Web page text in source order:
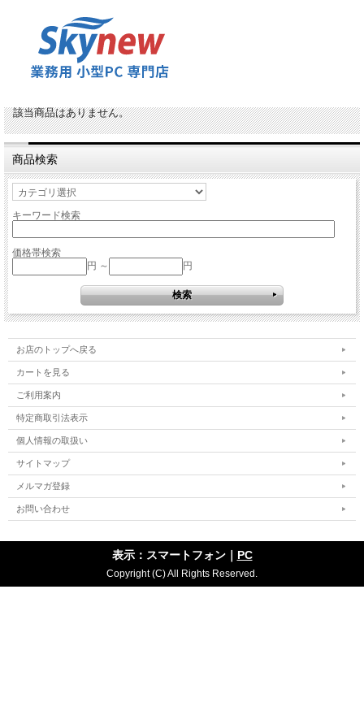
該当商品はありません。
商品検索
キーワード検索
価格帯検索
円 ～
円
お店のトップへ戻る
カートを見る
ご利用案内
特定商取引法表示
個人情報の取扱い
サイトマップ
メルマガ登録
お問い合わせ
表示：スマートフォン｜ PC
Copyright (C) All Rights Reserved.